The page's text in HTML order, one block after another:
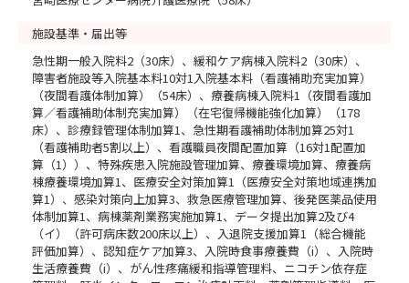
施設基準・届出等
急性期一般入院料2（30床）、緩和ケア病棟入院料2（30床）、
障害者施設等入院基本料10対1入院基本料（看護補助充実加算）
（夜間看護体制加算）（54床）、療養病棟入院料1（夜間看護加
算／看護補助体制充実加算）（在宅復帰機能強化加算）（178
床）、診療録管理体制加算1、急性期看護補助体制加算25対1
（看護補助者5割以上）、看護職員夜間配置加算（16対1配置加
算（1））、特殊疾患入院施設管理加算、療養環境加算、療養病
棟療養環境加算1、医療安全対策加算1（医療安全対策地域連携加
算1）、感染対策向上加算3、救急医療管理加算、後発医薬品使用
体制加算1、病棟薬剤業務実施加算1、データ提出加算2及び4
（イ）（許可病床数200床以上）、入退院支援加算1（総合機能
評価加算）、認知症ケア加算3、入院時食事療養費（i）、入院時
生活療養費（i）、がん性疼痛緩和指導管理料、ニコチン依存症